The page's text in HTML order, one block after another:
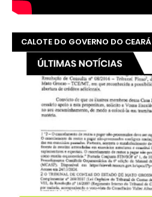
CALOTE DO GOVERNO DO CEARÁ